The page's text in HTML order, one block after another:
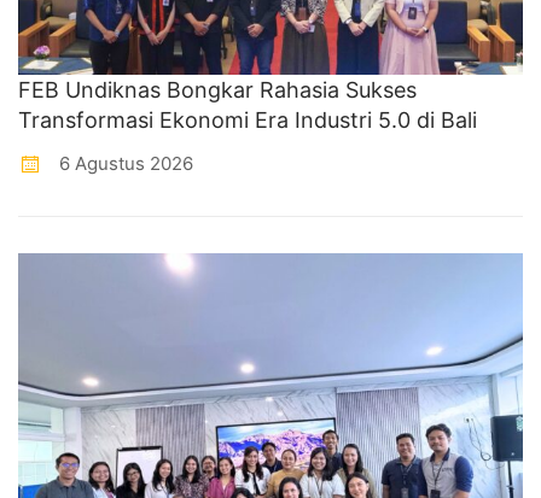
FEB Undiknas Bongkar Rahasia Sukses
Transformasi Ekonomi Era Industri 5.0 di Bali
6 Agustus 2026